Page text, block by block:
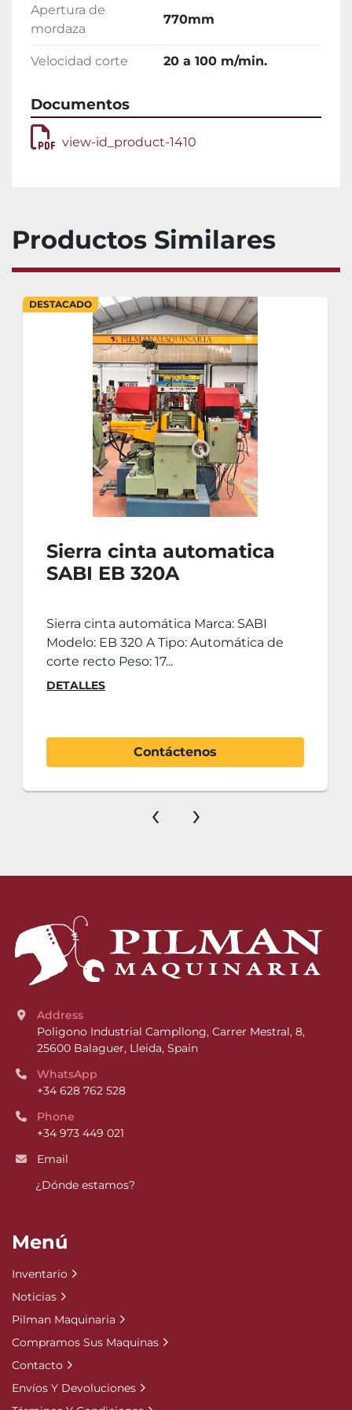
Apertura de
mordaza
770mm
Velocidad corte 20 a 100 m/min.
Documentos
view-id_product-1410
Productos Similares
DESTACADO
Sierra cinta automatica
SABI EB 320A
Sierra cinta automática Marca: SABI
Modelo: EB 320 A Tipo: Automática de
corte recto Peso: 17...
DETALLES
Contáctenos
‹ ›
Address
Poligono Industrial Campllong, Carrer Mestral, 8,
25600 Balaguer, Lleida, Spain
WhatsApp
+34 628 762 528
Phone
+34 973 449 021
Email
¿Dónde estamos?
Menú
Inventario
Noticias
Pilman Maquinaria
Compramos Sus Maquinas
Contacto
Envíos Y Devoluciones